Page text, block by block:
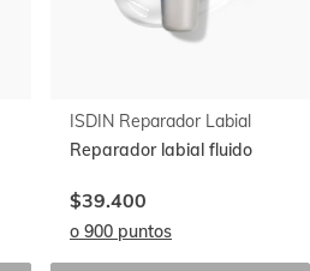
ISDIN Reparador Labial
Reparador labial fluido
$39.400
o 900 puntos